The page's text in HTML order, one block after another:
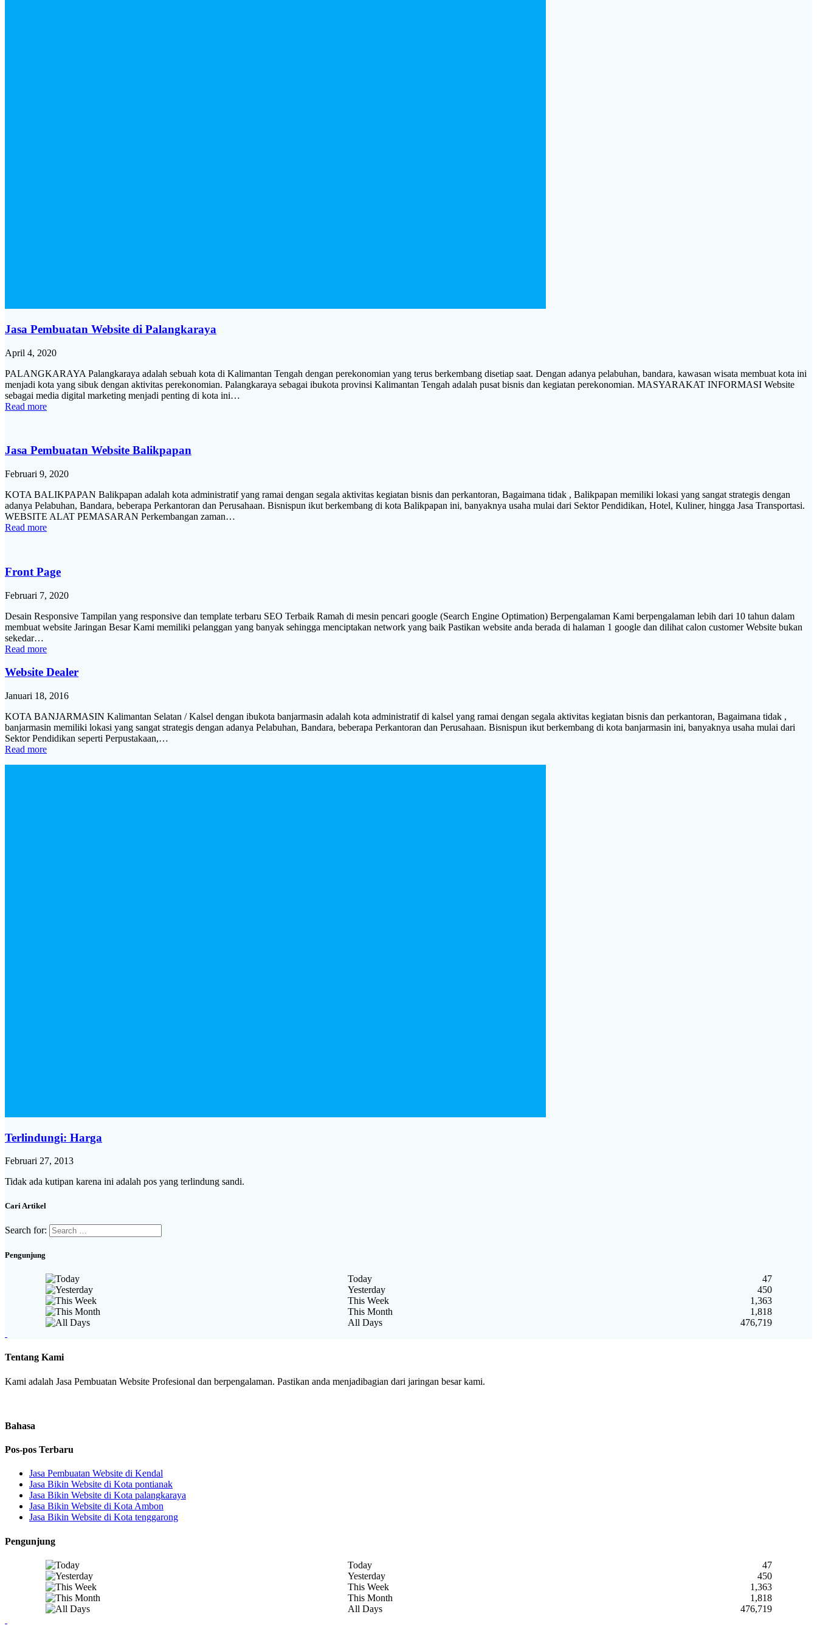
Jasa Pembuatan Website di Palangkaraya
April 4, 2020
PALANGKARAYA Palangkaraya adalah sebuah kota di Kalimantan Tengah dengan perekonomian yang terus berkembang disetiap saat. Dengan adanya pelabuhan, bandara, kawasan wisata membuat kota ini
menjadi kota yang sibuk dengan aktivitas perekonomian. Palangkaraya sebagai ibukota provinsi Kalimantan Tengah adalah pusat bisnis dan kegiatan perekonomian. MASYARAKAT INFORMASI Website
sebagai media digital marketing menjadi penting di kota ini…
Read more
Jasa Pembuatan Website Balikpapan
Februari 9, 2020
KOTA BALIKPAPAN Balikpapan adalah kota administratif yang ramai dengan segala aktivitas kegiatan bisnis dan perkantoran, Bagaimana tidak , Balikpapan memiliki lokasi yang sangat strategis dengan
adanya Pelabuhan, Bandara, beberapa Perkantoran dan Perusahaan. Bisnispun ikut berkembang di kota Balikpapan ini, banyaknya usaha mulai dari Sektor Pendidikan, Hotel, Kuliner, hingga Jasa Transportasi.
WEBSITE ALAT PEMASARAN Perkembangan zaman…
Read more
Front Page
Februari 7, 2020
Desain Responsive Tampilan yang responsive dan template terbaru SEO Terbaik Ramah di mesin pencari google (Search Engine Optimation) Berpengalaman Kami berpengalaman lebih dari 10 tahun dalam
membuat website Jaringan Besar Kami memiliki pelanggan yang banyak sehingga menciptakan network yang baik Pastikan website anda berada di halaman 1 google dan dilihat calon customer Website bukan
sekedar…
Read more
Website Dealer
Januari 18, 2016
KOTA BANJARMASIN Kalimantan Selatan / Kalsel dengan ibukota banjarmasin adalah kota administratif di kalsel yang ramai dengan segala aktivitas kegiatan bisnis dan perkantoran, Bagaimana tidak ,
banjarmasin memiliki lokasi yang sangat strategis dengan adanya Pelabuhan, Bandara, beberapa Perkantoran dan Perusahaan. Bisnispun ikut berkembang di kota banjarmasin ini, banyaknya usaha mulai dari
Sektor Pendidikan seperti Perpustakaan,…
Read more
Terlindungi: Harga
Februari 27, 2013
Tidak ada kutipan karena ini adalah pos yang terlindung sandi.
Cari Artikel
Search for:
Pengunjung
Today
47
Yesterday
450
This Week
1,363
This Month
1,818
All Days
476,719
Tentang Kami
Kami adalah Jasa Pembuatan Website Profesional dan berpengalaman. Pastikan anda menjadibagian dari jaringan besar kami.
Bahasa
Pos-pos Terbaru
Jasa Pembuatan Website di Kendal
Jasa Bikin Website di Kota pontianak
Jasa Bikin Website di Kota palangkaraya
Jasa Bikin Website di Kota Ambon
Jasa Bikin Website di Kota tenggarong
Pengunjung
Today
47
Yesterday
450
This Week
1,363
This Month
1,818
All Days
476,719